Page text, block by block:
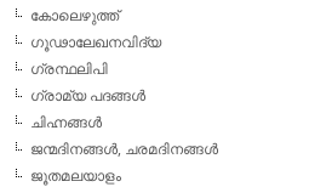
കോലെഴുത്ത്
ഗൂഢാലേഖനവിദ്യ
ഗ്രന്ഥലിപി
ഗ്രാമ്യ പദങ്ങള്‍
ചിഹ്നങ്ങള്‍
ജന്മദിനങ്ങള്‍, ചരമദിനങ്ങള്‍
ജൂതമലയാളം